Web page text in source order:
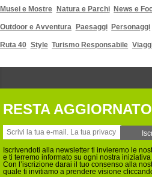
Musei e Mostre Natura e Parchi News e
Outdoor e Avventura Paesaggi Personaggi
Ruta 40 Style Turismo Responsabile
RESTA
Iscrivendoti alla newsletter ti invieremo le
e ti terremo informato su ogni nostra
Con l’iscrizione darai il tuo consenso alla
quale ti invitiamo a prendere visione